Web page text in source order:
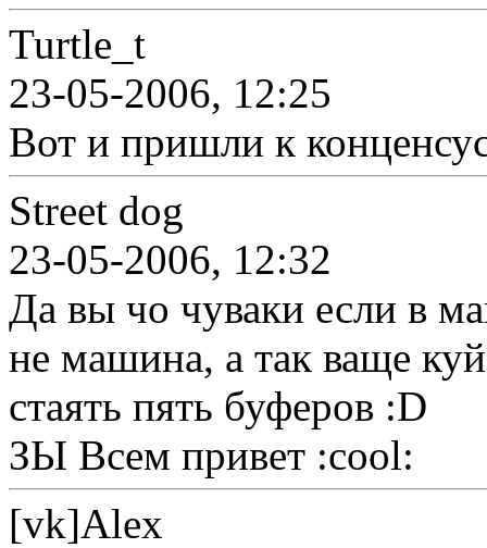
Turtle_t
23-05-2006, 12:25
Вот и пришли к
Street dog
23-05-2006, 12:32
Да вы чо чуваки если в
не машина, а так ваще
стаять пять буферов :D
ЗЫ Всем привет :cool:
[vk]Alex